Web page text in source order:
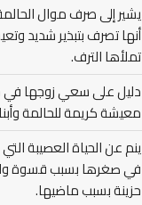
يشير إلى صرف موال
أنها تصرف بتبذير شديد
تملأها الترف.
دليل على سعي زوجها في
معيشة كريمة للحالمة
ينم عن الحياة العصيبة
في صغرها بسبب قسوة
حزينة بسبب ماضيها.